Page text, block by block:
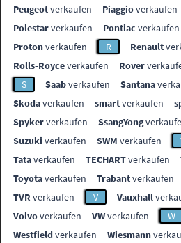
Peugeotverkaufen Piaggioverkaufen
Polestarverkaufen Pontiac verkaufen
Protonverkaufen R Renault
Rolls-Royceverkaufen Rover
S
Saabverkaufen Santana
Skodaverkaufen smartverkaufen
Spykerverkaufen SsangYong
Suzuki verkaufen SWM verkaufen
Tataverkaufen TECHARTverkaufen
Toyotaverkaufen Trabantverkaufen
TVR verkaufen V Vauxhall
Volvoverkaufen VWverkaufen W
Westfieldverkaufen Wiesmann